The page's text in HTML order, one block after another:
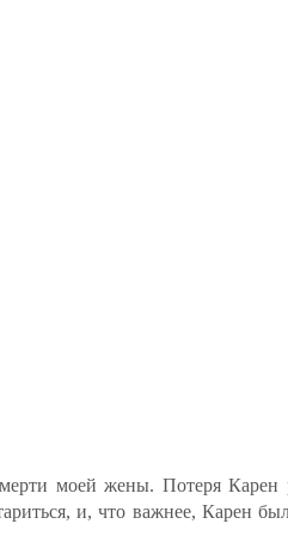
моей жены. Потеря Карен
и, что важнее, Карен